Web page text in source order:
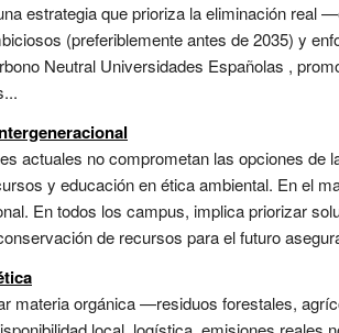
estrategia que prioriza la eliminación
(preferiblemente antes de 2035) y
Neutral Universidades Españolas ,
actuales no comprometan las opciones
y educación en ética ambiental. En el
En todos los campus, implica priorizar
de recursos para el futuro
materia orgánica —residuos forestales,